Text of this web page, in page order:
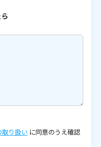
り扱い に同意のうえ確認